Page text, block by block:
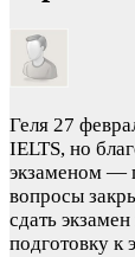
Геля 27
IELTS, но
экзаменом —
вопросы
сдать
подготовку к